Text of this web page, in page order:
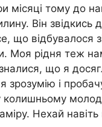
місяці тому до
Він звідкись
що відбувалося
Моя рідня теж
що я
зрозумію і
Нехай навіть